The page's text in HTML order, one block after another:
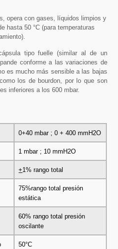
opera con gases, líquidos limpios y
hasta 50 °C (para temperaturas
tipo fuelle (similar al de un
conforme a las variaciones de
es mucho más sensible a las bajas
los de bourdon, por lo que son
inferiores a los 600 mbar.
0+40 mbar ; 0 + 400 mmH2O
1 mbar ; 10 mmH2O
+1% rango total
75%rango total presión
estática
60% rango total presión
oscilante
50°C